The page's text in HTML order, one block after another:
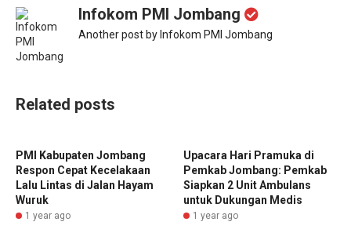
Infokom PMI Jombang
Another post by Infokom PMI Jombang
Related posts
PMI Kabupaten Jombang
Respon Cepat Kecelakaan
Lalu Lintas di Jalan Hayam
Wuruk
1 year ago
Upacara Hari Pramuka di
Pemkab Jombang: Pemkab
Siapkan 2 Unit Ambulans
untuk Dukungan Medis
1 year ago